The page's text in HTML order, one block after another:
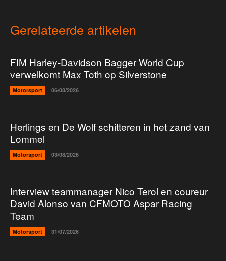
Gerelateerde artikelen
FIM Harley-Davidson Bagger World Cup
verwelkomt Max Toth op Silverstone
Motorsport 06/08/2026
Herlings en De Wolf schitteren in het zand van
Lommel
Motorsport 03/08/2026
Interview teammanager Nico Terol en coureur
David Alonso van CFMOTO Aspar Racing
Team
Motorsport 31/07/2026